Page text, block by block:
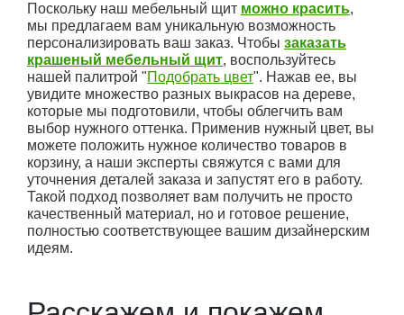
Поскольку наш мебельный щит можно красить,
мы предлагаем вам уникальную возможность
персонализировать ваш заказ. Чтобы заказать
крашеный мебельный щит, воспользуйтесь
нашей палитрой "Подобрать цвет". Нажав ее, вы
увидите множество разных выкрасов на дереве,
которые мы подготовили, чтобы облегчить вам
выбор нужного оттенка. Применив нужный цвет, вы
можете положить нужное количество товаров в
корзину, а наши эксперты свяжутся с вами для
уточнения деталей заказа и запустят его в работу.
Такой подход позволяет вам получить не просто
качественный материал, но и готовое решение,
полностью соответствующее вашим дизайнерским
идеям.